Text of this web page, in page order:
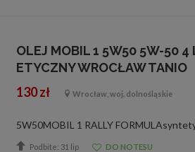
OLEJ MOBIL 1 5W50 5W-50
ETYCZNY WROCŁAW TANIO
130 zł Wrocław, woj. dolnośląskie
Podbite: 31 lip DO NOTESU